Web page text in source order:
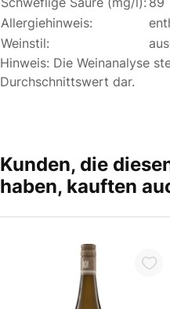
Allergiehinweis:
Weinstil:
Hinweis: Die Weinanalyse
Durchschnittswert dar.
Kunden, die
haben, kauften